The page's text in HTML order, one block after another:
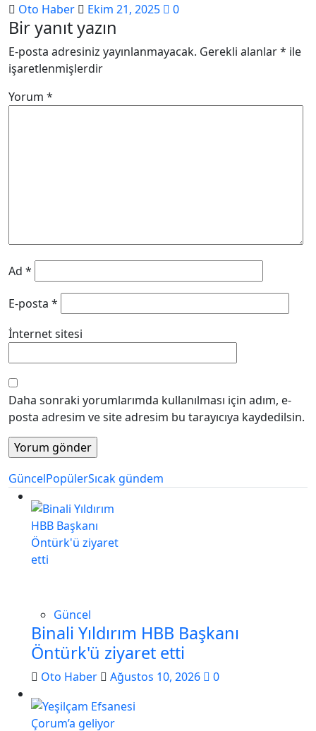
Oto Haber Ekim 21, 2025 0
Bir yanıt yazın
E-posta adresiniz yayınlanmayacak. Gerekli alanlar* ile
işaretlenmişlerdir
Yorum *
Ad *
E-posta *
İnternet sitesi
Daha sonraki yorumlarımda kullanılması için adım, e-
posta adresim ve site adresim bu tarayıcıya kaydedilsin.
GüncelPopülerSıcak gündem
Güncel
Binali Yıldırım HBB Başkanı
Öntürk'ü ziyaret etti
Oto Haber Ağustos 10, 2026 0